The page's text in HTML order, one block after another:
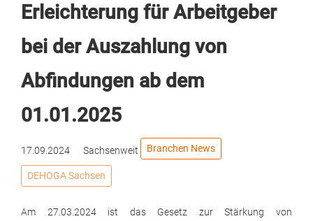
Erleichterung für Arbeitgeber
bei der Auszahlung von
Abfindungen ab dem
01.01.2025
17.09.2024 Sachsenweit Branchen News
DEHOGA Sachsen
Am 27.03.2024 ist das Gesetz zur Stärkung von